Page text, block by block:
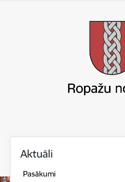
Aktuāli
Pasākumi